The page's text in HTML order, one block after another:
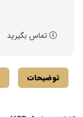
تماس بگیرید
توضیحات